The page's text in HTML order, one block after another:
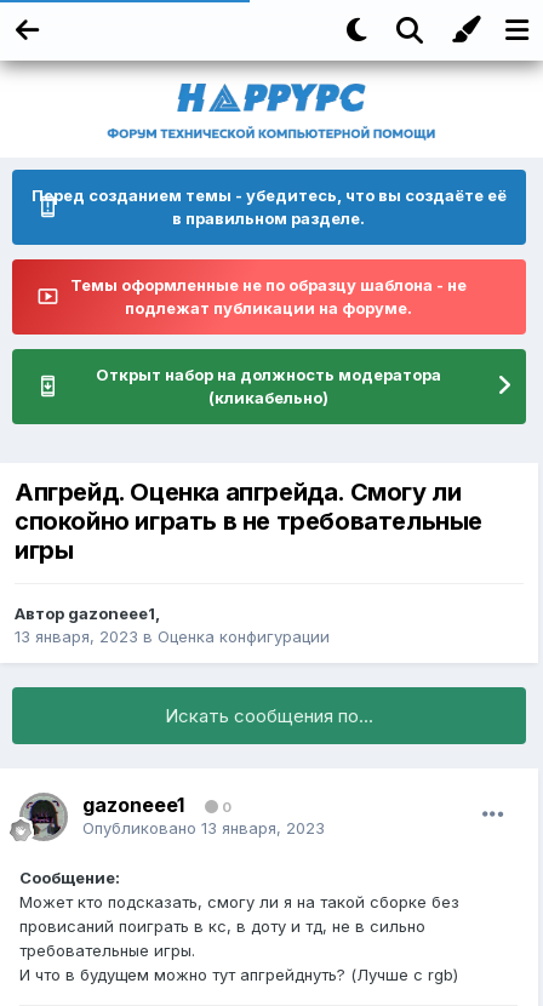
Перед созданием темы - убедитесь, что вы создаёте её
в правильном разделе.
Темы оформленные не по образцу шаблона - не
подлежат публикации на форуме.
Открыт набор на должность модератора
(кликабельно)
Апгрейд. Оценка апгрейда. Смогу ли
спокойно играть в не требовательные
игры
Автор gazoneee1,
13 января, 2023 в Оценка конфигурации
Искать сообщения по...
gazoneee1 0
Опубликовано 13 января, 2023
Сообщение:
Может кто подсказать, смогу ли я на такой сборке без
провисаний поиграть в кс, в доту и тд, не в сильно
требовательные игры.
И что в будущем можно тут апгрейднуть? (Лучше с rgb)